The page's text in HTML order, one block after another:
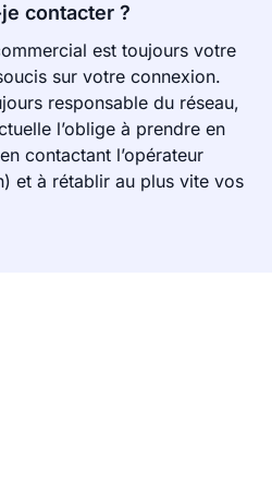
contacter ?
est toujours votre
sur votre connexion.
responsable du réseau,
l’oblige à prendre en
contactant l’opérateur
et à rétablir au plus vite vos